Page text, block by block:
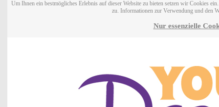
Um Ihnen ein bestmögliches Erlebnis auf dieser Website zu bieten setzen wir Cookies
zu. Informationen zur Verwendung und den
Nur essenzielle